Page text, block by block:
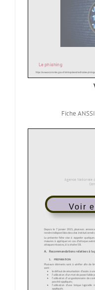
Fiche
Voir